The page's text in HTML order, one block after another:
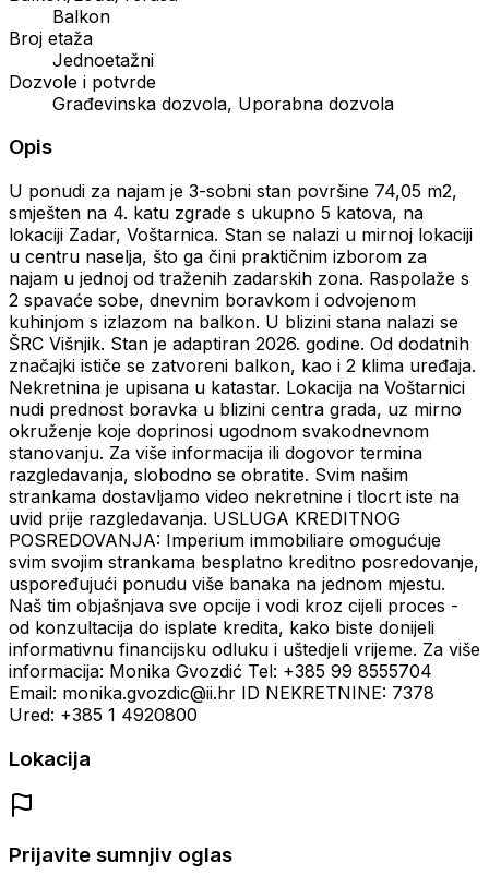
Balkon
Broj etaža
Jednoetažni
Dozvole i potvrde
Građevinska dozvola, Uporabna dozvola
Opis
U ponudi za najam je 3-sobni stan površine 74,05 m2,
smješten na 4. katu zgrade s ukupno 5 katova, na
lokaciji Zadar, Voštarnica. Stan se nalazi u mirnoj lokaciji
u centru naselja, što ga čini praktičnim izborom za
najam u jednoj od traženih zadarskih zona. Raspolaže s
2 spavaće sobe, dnevnim boravkom i odvojenom
kuhinjom s izlazom na balkon. U blizini stana nalazi se
ŠRC Višnjik. Stan je adaptiran 2026. godine. Od dodatnih
značajki ističe se zatvoreni balkon, kao i 2 klima uređaja.
Nekretnina je upisana u katastar. Lokacija na Voštarnici
nudi prednost boravka u blizini centra grada, uz mirno
okruženje koje doprinosi ugodnom svakodnevnom
stanovanju. Za više informacija ili dogovor termina
razgledavanja, slobodno se obratite. Svim našim
strankama dostavljamo video nekretnine i tlocrt iste na
uvid prije razgledavanja. USLUGA KREDITNOG
POSREDOVANJA: Imperium immobiliare omogućuje
svim svojim strankama besplatno kreditno posredovanje,
uspoređujući ponudu više banaka na jednom mjestu.
Naš tim objašnjava sve opcije i vodi kroz cijeli proces -
od konzultacija do isplate kredita, kako biste donijeli
informativnu financijsku odluku i uštedjeli vrijeme. Za više
informacija: Monika Gvozdić Tel: +385 99 8555704
Email: monika.gvozdic@ii.hr ID NEKRETNINE: 7378
Ured: +385 1 4920800
Lokacija
Prijavite sumnjiv oglas